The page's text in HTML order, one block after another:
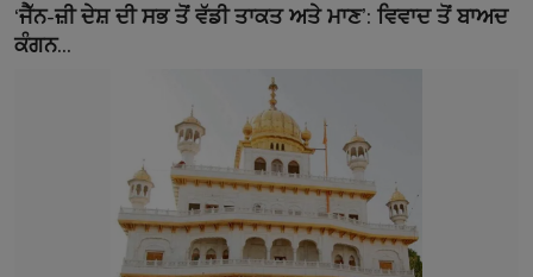
‘ਜੈੱਨ-ਜ਼ੀ ਦੇਸ਼ ਦੀ ਸਭ ਤੋਂ ਵੱਡੀ ਤਾਕਤ ਅਤੇ ਮਾਣ’: ਵਿਵਾਦ ਤੋਂ ਬਾਅਦ
ਕੰਗਨ...